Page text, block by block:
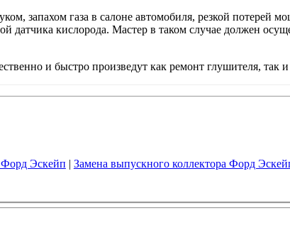
запахом газа в салоне автомобиля, резкой потерей
датчика кислорода. Мастер в таком случае должен
и быстро произведут как ремонт глушителя, так и
Эскейп | Замена выпускного коллектора Форд